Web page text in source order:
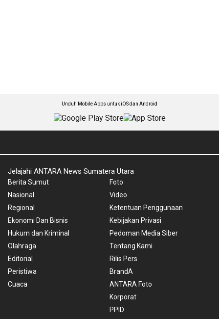
Unduh Mobile Apps untuk iOS dan Android
Jelajahi ANTARA News Sumatera Utara
Berita Sumut
Nasional
Regional
Ekonomi Dan Bisnis
Hukum dan Kriminal
Olahraga
Editorial
Peristiwa
Cuaca
Foto
Video
Ketentuan Penggunaan
Kebijakan Privasi
Pedoman Media Siber
Tentang Kami
Rilis Pers
BrandA
ANTARA Foto
Korporat
PPID